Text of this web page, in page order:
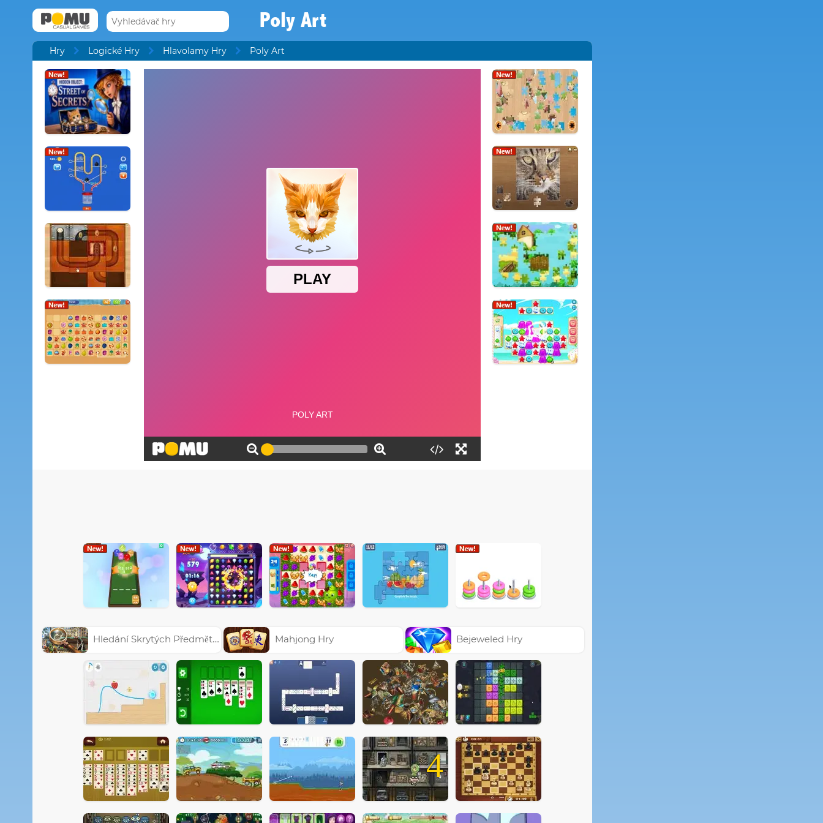
Poly Art
Hry Logické Hry Hlavolamy Hry Poly Art
Hledání Skrytých Předmětů Hry Mahjong Hry Bejeweled Hry
4